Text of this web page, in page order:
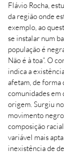
Flávio Rocha,
da região onde
exemplo, ao
se instalar num
população é
Não é à toa”. O
indica a
afetam, de forma
comunidades em
origem. Surgiu
movimento
composição
variável mais
inexistência de